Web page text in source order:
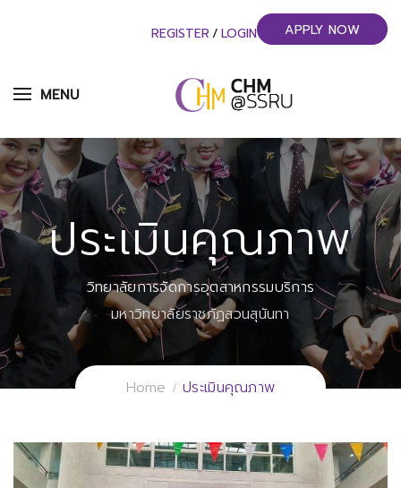
MENU
REGISTER / LOGIN APPLY NOW
ประเมินคุณภาพ
วิทยาลัยการจัดการอุตสาหกรรมบริการ
มหาวิทยาลัยราชภัฏสวนสุนันทา
Home ประเมินคุณภาพ